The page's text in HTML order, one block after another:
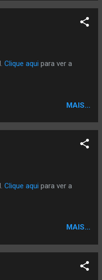
Clique aqui para ver a
MAIS...
Clique aqui para ver a
MAIS...